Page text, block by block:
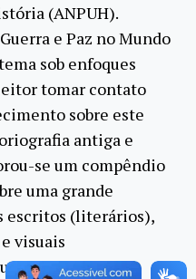
(ANPUH).
e Paz no Mundo
sob enfoques
tomar contato
sobre este
antiga e
se um compêndio
uma grande
escritos (literários),
visuais